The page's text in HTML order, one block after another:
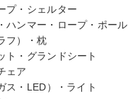
プ・シェルター
ハンマー・ロープ・ポール
フ）・枕
ト・グランドシート
ェア
ス・LED）・ライト